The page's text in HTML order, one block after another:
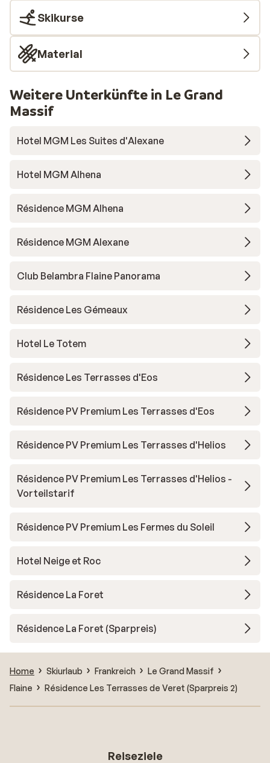
Skikurse
Material
Weitere Unterkünfte in Le Grand
Massif
Hotel MGM Les Suites d'Alexane
Hotel MGM Alhena
Résidence MGM Alhena
Résidence MGM Alexane
Club Belambra Flaine Panorama
Résidence Les Gémeaux
Hotel Le Totem
Résidence Les Terrasses d'Eos
Résidence PV Premium Les Terrasses d'Eos
Résidence PV Premium Les Terrasses d'Helios
Résidence PV Premium Les Terrasses d'Helios -
Vorteilstarif
Résidence PV Premium Les Fermes du Soleil
Hotel Neige et Roc
Résidence La Foret
Résidence La Foret (Sparpreis)
Home Skiurlaub Frankreich
Le Grand Massif
Flaine
Résidence Les Terrasses de Veret (Sparpreis 2)
Reiseziele